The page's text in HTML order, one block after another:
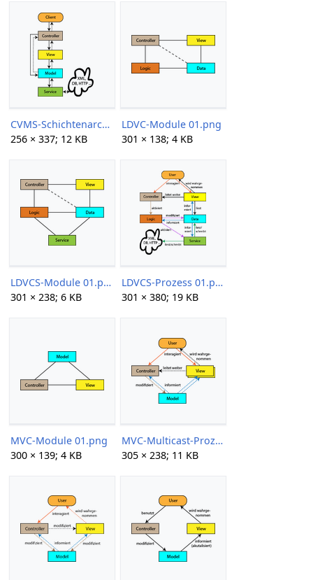
CVMS-Schichtenarchitektur 01.png
256 × 337; 12 KB
LDVC-Module 01.png
301 × 138; 4 KB
LDVCS-Module 01.png
301 × 238; 6 KB
LDVCS-Prozess 01.png
301 × 380; 19 KB
MVC-Module 01.png
300 × 139; 4 KB
MVC-Multicast-Prozess 01.png
305 × 238; 11 KB